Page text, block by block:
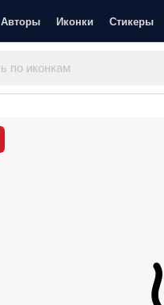
Авторы Иконки Стикеры